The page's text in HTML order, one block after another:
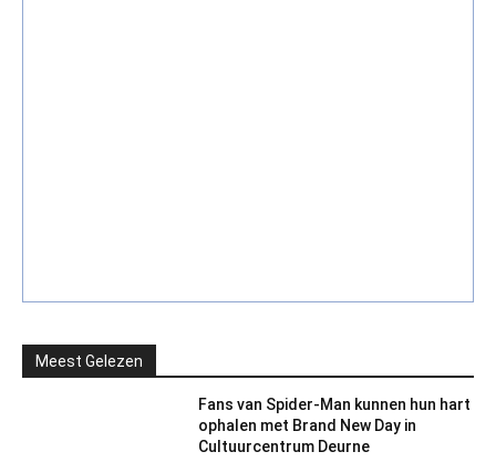
Meest Gelezen
Fans van Spider-Man kunnen hun hart
ophalen met Brand New Day in
Cultuurcentrum Deurne